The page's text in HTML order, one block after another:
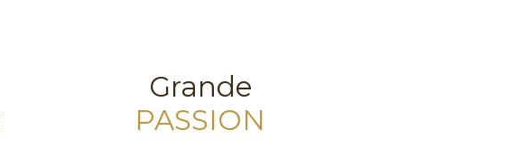
Grande
PASSION